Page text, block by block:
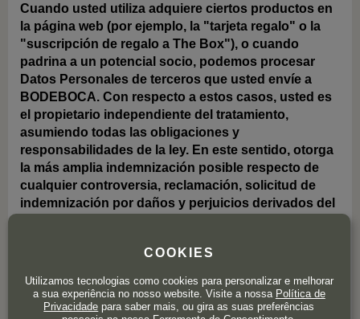
Cuando usted utiliza adquiere ciertos productos en
la página web (por ejemplo, la "tarjeta regalo" o la
"suscripción de regalo a The Box"), o cuando
padrina a un potencial socio, podemos procesar
Datos Personales de terceros que usted envíe a
BODEBOCA. Con respecto a estos casos, usted es
el propietario independiente del tratamiento,
asumiendo todas las obligaciones y
responsabilidades de la ley. En este sentido, otorga
la más amplia indemnización posible respecto de
cualquier controversia, reclamación, solicitud de
indemnización por daños y perjuicios derivados del
sido tratados a través de las funcionalidades de los
Portales en violación de la normativa aplicable en
materia de protección de datos personales. En
cualquier caso, si usted proporciona o trata de otra
COOKIES
Utilizamos tecnologias como cookies para personalizar e melhorar
a sua experiência no nosso website. Visite a nossa Política de
Privacidade para saber mais, ou gira as suas preferências